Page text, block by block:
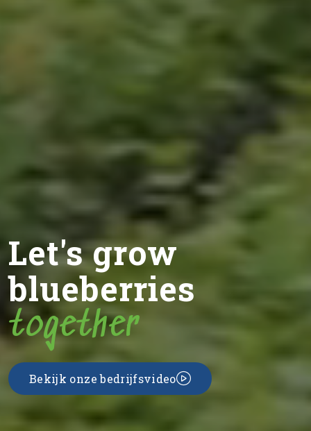
Let's grow
blueberries
together
Bekijk onze bedrijfsvideo